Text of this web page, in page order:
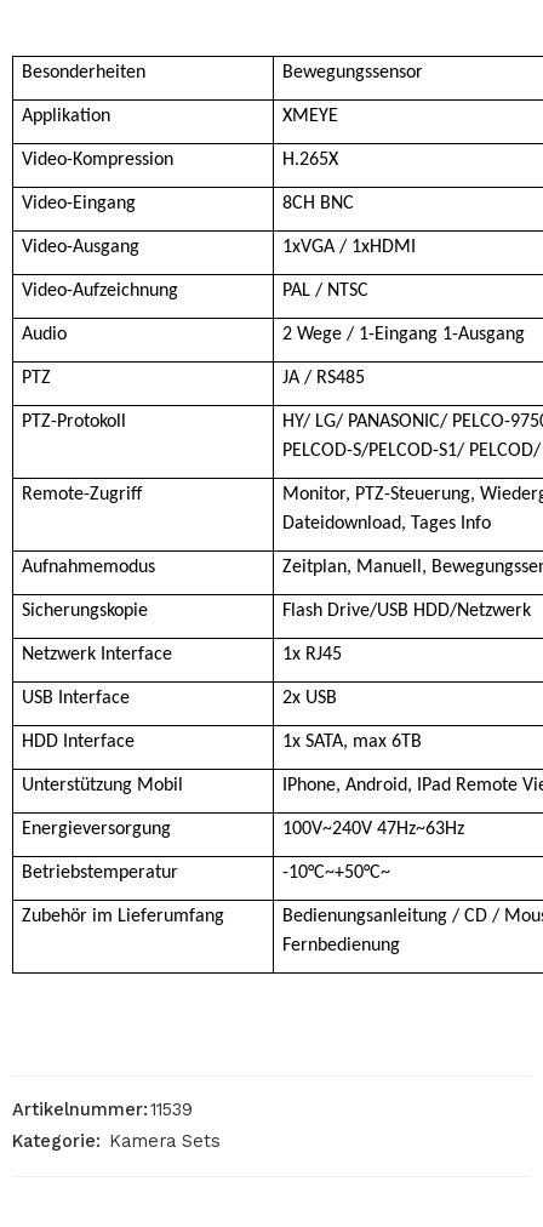
Besonderheiten Bewegungssensor
Applikation XMEYE
Video-Kompression H.265X
Video-Eingang 8CH BNC
Video-Ausgang 1xVGA / 1xHDMI
Video-Aufzeichnung PAL / NTSC
Audio 2 Wege / 1-Eingang 1-Ausgang
PTZ JA / RS485
PTZ-Protokoll
HY/ LG/ PANASONIC/ PELCO-
PELCOD-S/PELCOD-S1/
Remote-Zugriff
Monitor, PTZ-Steuerung,
Dateidownload, Tages Info
Aufnahmemodus Zeitplan, Manuell,
Sicherungskopie Flash Drive/USB HDD/Netzwerk
Netzwerk Interface 1x RJ45
USB Interface 2x USB
HDD Interface 1x SATA, max 6TB
Unterstützung Mobil IPhone, Android, IPad Remote
Energieversorgung 100V~240V 47Hz~63Hz
Betriebstemperatur -10°C~+50°C~
Zubehör im Lieferumfang
Bedienungsanleitung / CD /
Fernbedienung
Artikelnummer:11539
Kategorie: Kamera Sets